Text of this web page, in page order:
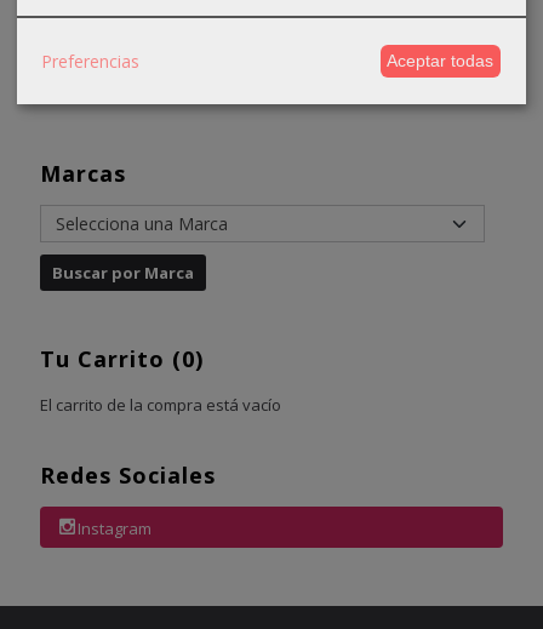
Marcas
Tu Carrito (0)
El carrito de la compra está vacío
Redes Sociales
Instagram
Preferencias Aceptar todas